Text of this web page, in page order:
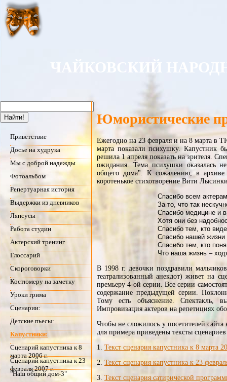
ЧАЙКОВСКИЙ
Приветствие
Досье на худрука
Мы с доброй надежды
Фотоальбом
Репертуарная история
Выдержки из дневников
Ляпсусы
Работа студии
Актерский тренинг
Глоссарий
Скороговорки
Костюмеру на заметку
Уроки грима
Сценарии:
Детские пьесы:
Капустники:
Сценарий капустника к 8
марта 2006 г.
Сценарий капустника к 23
февраля 2007 г.
"Наш общий дом-3"
Юмористические
Ежегодно на 23 февраля и на 8 марта в
марта показали психушку. Капустник
решила 1 апреля показать на зрителя.
ожидания. Тема психушки оказалась
общего дома". К сожалению, в архиве
коротенькое стихотворение Вити
Спасибо всем
За то, что так
Спасибо медицине и
Хотя они без
Спасибо тем, кто
Спасибо нашей жизни
Спасибо тем, кто
Что наша жизнь –
В 1998 г. девочки поздравили
театрализованный анекдот) живет на
премьеру 4-ой серии. Все серии
содержание предыдущей серии.
Тому есть объяснение. Спектакль,
Импровизация актеров на репетициях
Чтобы не сложилось у посетителей
для примера приведены тексты
1. Текст сценария капустника к 8 марта
2. Текст сценария капустника к 23
3. Текст сценария сатирической